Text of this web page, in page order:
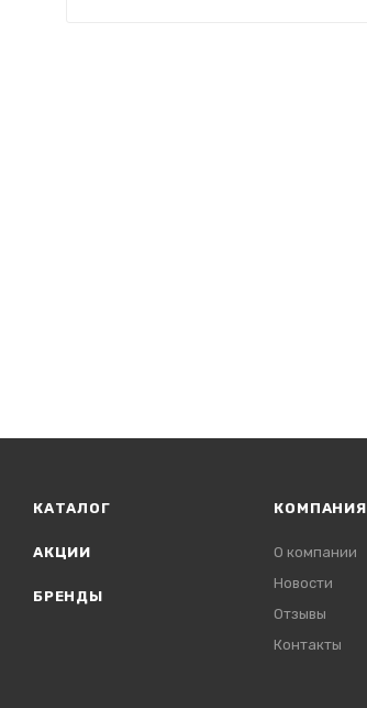
КАТАЛОГ
АКЦИИ
БРЕНДЫ
КОМПАНИЯ
О компании
Новости
Отзывы
Контакты